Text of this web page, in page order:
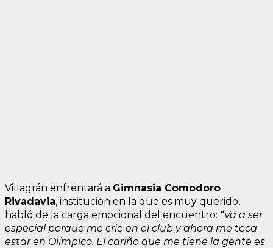
Villagrán enfrentará a Gimnasia Comodoro
Rivadavia, institución en la que es muy querido,
habló de la carga emocional del encuentro: “Va a ser
especial porque me crié en el club y ahora me toca
estar en Olímpico. El cariño que me tiene la gente es